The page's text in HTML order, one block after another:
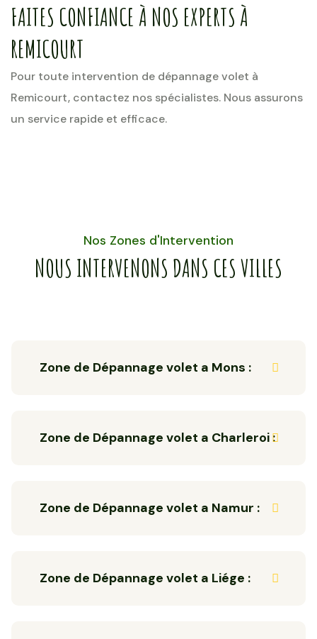
FAITES CONFIANCE À NOS EXPERTS À
REMICOURT
Pour toute intervention de dépannage volet à
Remicourt, contactez nos spécialistes. Nous assurons
un service rapide et efficace.
Nos Zones d'Intervention
NOUS INTERVENONS DANS CES VILLES
Zone de Dépannage volet a Mons :
Zone de Dépannage volet a Charleroi :
Zone de Dépannage volet a Namur :
Zone de Dépannage volet a Liége :